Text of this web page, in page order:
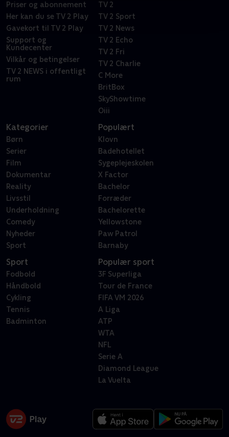
Priser og abonnement
Her kan du se TV 2 Play
Gavekort til TV 2 Play
Support og
Kundecenter
Vilkår og betingelser
TV 2 NEWS i offentligt
rum
TV 2
TV 2 Sport
TV 2 News
TV 2 Echo
TV 2 Fri
TV 2 Charlie
C More
BritBox
SkyShowtime
Oiii
Kategorier
Børn
Serier
Film
Dokumentar
Reality
Livsstil
Underholdning
Comedy
Nyheder
Sport
Populært
Klovn
Badehotellet
Sygeplejeskolen
X Factor
Bachelor
Forræder
Bachelorette
Yellowstone
Paw Patrol
Barnaby
Sport
Fodbold
Håndbold
Cykling
Tennis
Badminton
Populær sport
3F Superliga
Tour de France
FIFA VM 2026
A Liga
ATP
WTA
NFL
Serie A
Diamond League
La Vuelta